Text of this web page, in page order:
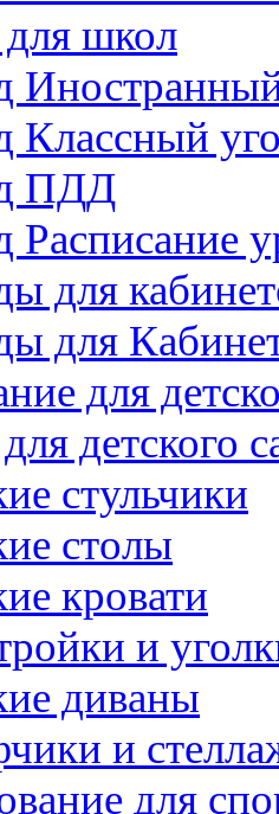
школ
Классный
ПДД
Расписание
для
для
для
детского
стульчики
столы
кровати
и
диваны
и
для